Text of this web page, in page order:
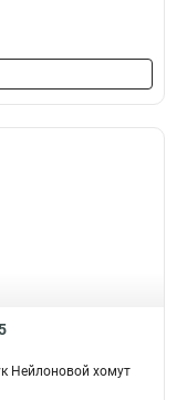
Нейлоновой хомут